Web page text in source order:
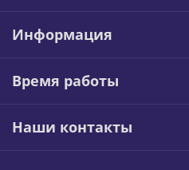
Информация
Время работы
Наши контакты